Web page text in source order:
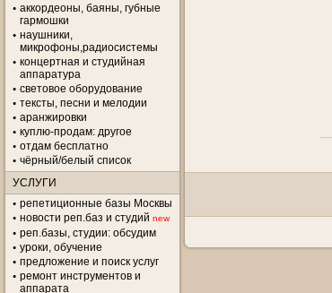
аккордеоны, баяны, губные
гармошки
наушники,
микрофоны,радиосистемы
концертная и студийная
аппаратура
световое оборудование
тексты, песни и мелодии
аранжировки
куплю-продам: другое
отдам бесплатно
чёрный/белый список
УСЛУГИ
репетиционные базы Москвы
новости реп.баз и студий new
реп.базы, студии: обсудим
уроки, обучение
предложение и поиск услуг
ремонт инструментов и
аппарата